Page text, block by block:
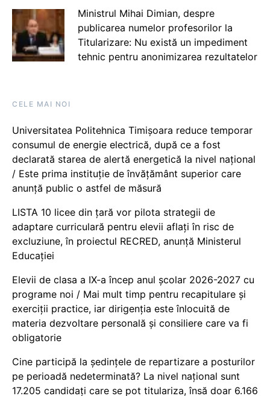
Ministrul Mihai Dimian, despre
publicarea numelor profesorilor la
Titularizare: Nu există un impediment
tehnic pentru anonimizarea rezultatelor
CELE MAI NOI
Universitatea Politehnica Timișoara reduce temporar
consumul de energie electrică, după ce a fost
declarată starea de alertă energetică la nivel național
/ Este prima instituție de învățământ superior care
anunță public o astfel de măsură
LISTA 10 licee din țară vor pilota strategii de
adaptare curriculară pentru elevii aflați în risc de
excluziune, în proiectul RECRED, anunță Ministerul
Educației
Elevii de clasa a IX-a încep anul școlar 2026-2027 cu
programe noi / Mai mult timp pentru recapitulare și
exerciții practice, iar dirigenția este înlocuită de
materia dezvoltare personală și consiliere care va fi
obligatorie
Cine participă la ședințele de repartizare a posturilor
pe perioadă nedeterminată? La nivel național sunt
17.205 candidați care se pot titulariza, însă doar 6.166